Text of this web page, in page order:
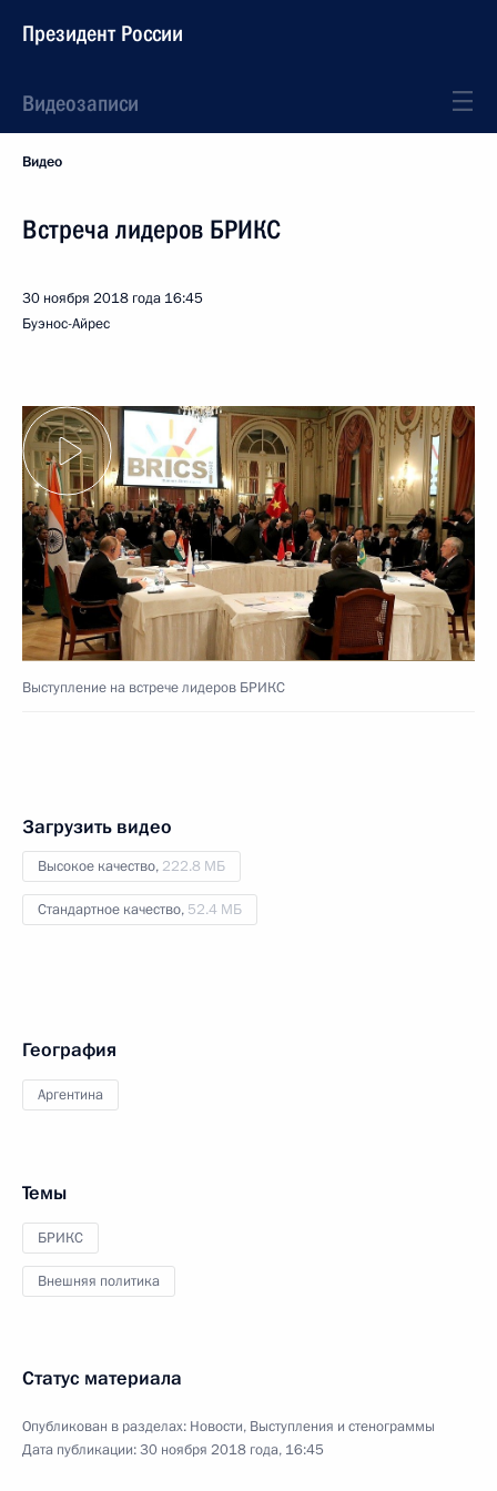
Президент России
Видеозаписи
Видео
Встреча лидеров БРИКС
30 ноября 2018 года 16:45
Буэнос-Айрес
Выступление на встрече лидеров БРИКС
Загрузить видео
Высокое качество, 222.8 МБ
Стандартное качество, 52.4 МБ
География
Аргентина
Темы
БРИКС
Внешняя политика
Статус материала
Опубликован в разделах: Новости, Выступления и стенограммы
Дата публикации:30 ноября 2018 года, 16:45